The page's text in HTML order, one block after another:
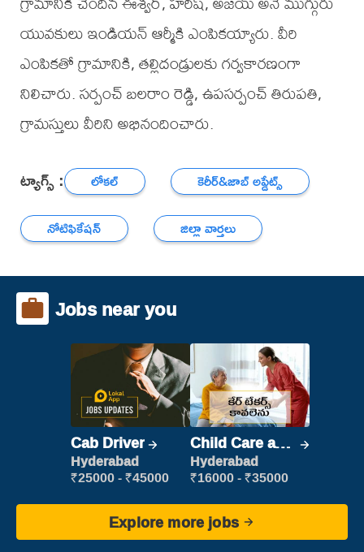
యువకులు ఇండియన్ ఆర్మీకి ఎంపికయ్యారు. వీరి
ఎంపికతో గ్రామానికి, తల్లిదండ్రులకు గర్వకారణంగా
నిలిచారు. సర్పంచ్ బలరాం రెడ్డి, ఉపసర్పంచ్ తిరుపతి,
గ్రామస్తులు వీరిని అభినందించారు.
ట్యాగ్స్ : లోకల్
కెరీర్‌&జాబ్ అప్డేట్స్
నోటిఫికేషన్
జిల్లా వార్తలు
Jobs near you
Cab Driver
Hyderabad
₹25000 - ₹45000
Child Care and
Patient care
Hyderabad
₹16000 - ₹35000
Explore more jobs